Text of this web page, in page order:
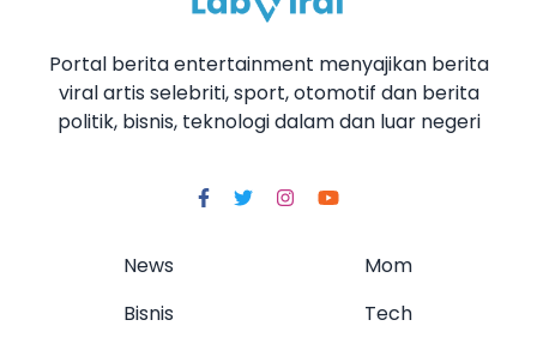
Portal berita entertainment menyajikan berita
viral artis selebriti, sport, otomotif dan berita
politik, bisnis, teknologi dalam dan luar negeri
News
Bisnis
Mom
Tech